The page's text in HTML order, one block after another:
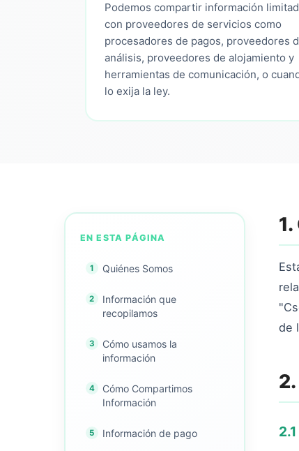
Podemos compartir información
con proveedores de servicios como
procesadores de pagos, proveedores
análisis, proveedores de alojamiento y
herramientas de comunicación, o
lo exija la ley.
EN ESTA PÁGINA
Quiénes Somos
Información que
recopilamos
Cómo usamos la
información
Cómo Compartimos
Información
Información de pago
de